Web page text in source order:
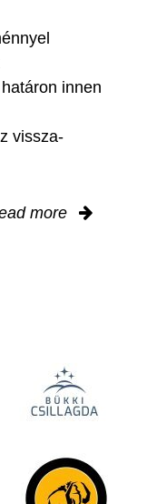
innen
vissza-
more